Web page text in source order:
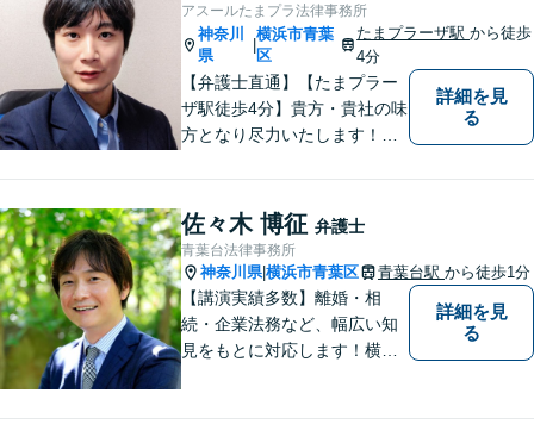
アスールたまプラ法律事務所
神奈川
県
|
横浜市青葉
区
たまプラーザ駅から徒歩
4分
【弁護士直通】【たまプラー
ザ駅徒歩4分】貴方・貴社の味
方となり尽力いたします！当
すのでまずはお気軽にご相談
ください。
詳細を見
る
佐々木 博征 弁護士
青葉台法律事務所
神奈川県|横浜市青葉区 青葉台駅 から徒歩1分
【講演実績多数】離婚・相
続・企業法務など、幅広い知
見をもとに対応します！横
詳細を見
る